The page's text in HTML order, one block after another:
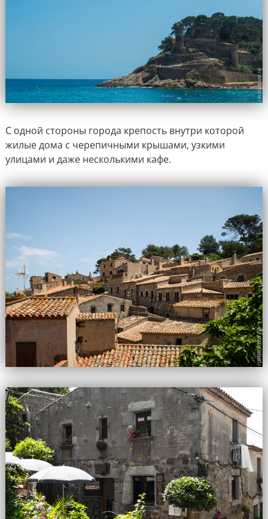
С одной стороны города крепость внутри которой
жилые дома с черепичными крышами, узкими
улицами и даже несколькими кафе.